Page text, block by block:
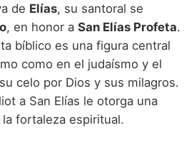
de Elías, su santoral se
, en honor a San Elías Profeta.
bíblico es una figura central
como en el judaísmo y el
celo por Dios y sus milagros.
a San Elías le otorga una
fortaleza espiritual.